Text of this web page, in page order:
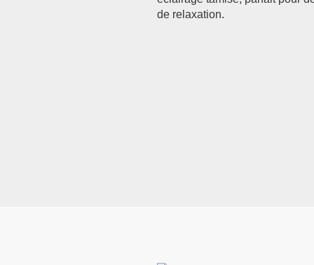
de relaxation.